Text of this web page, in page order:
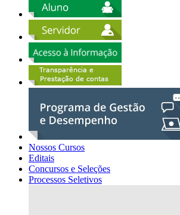
Nossos Cursos
Editais
Concursos e Seleções
Processos Seletivos